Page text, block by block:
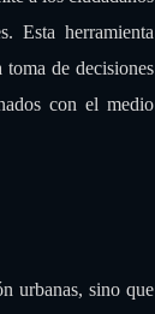
a los ciudadanos
Esta herramienta
de decisiones
con el medio